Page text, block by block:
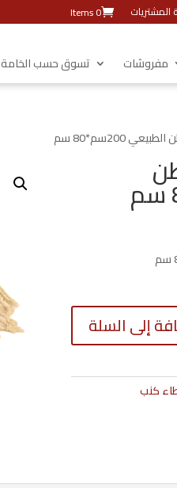
المشتريات 0 Items
مفروشات تسوق حسب الخامة
200سم*80 سم
كمية
للكنب
إلى السلة
كنب